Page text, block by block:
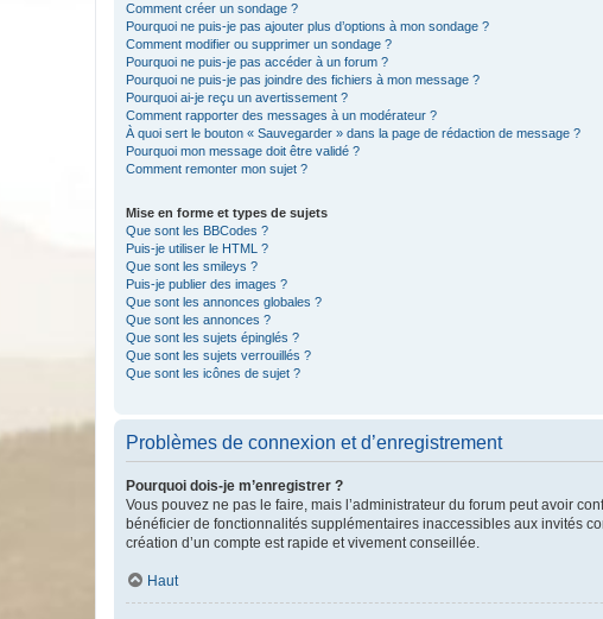
Comment créer un sondage ?
Pourquoi ne puis-je pas ajouter plus d’options à mon sondage ?
Comment modifier ou supprimer un sondage ?
Pourquoi ne puis-je pas accéder à un forum ?
Pourquoi ne puis-je pas joindre des fichiers à mon message ?
Pourquoi ai-je reçu un avertissement ?
Comment rapporter des messages à un modérateur ?
À quoi sert le bouton « Sauvegarder » dans la page de rédaction de message ?
Pourquoi mon message doit être validé ?
Comment remonter mon sujet ?
Mise en forme et types de sujets
Que sont les BBCodes ?
Puis-je utiliser le HTML ?
Que sont les smileys ?
Puis-je publier des images ?
Que sont les annonces globales ?
Que sont les annonces ?
Que sont les sujets épinglés ?
Que sont les sujets verrouillés ?
Que sont les icônes de sujet ?
Problèmes de connexion et d’enregistrement
Pourquoi dois-je m’enregistrer ?
Vous pouvez ne pas le faire, mais l’administrateur du forum peut avoir
bénéficier de fonctionnalités supplémentaires inaccessibles aux invités
création d’un compte est rapide et vivement conseillée.
Haut